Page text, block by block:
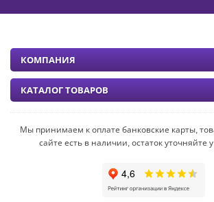
Мы принимаем к оплате банковские карты,
сайте есть в наличии, остаток уточняйте
КОМПАНИЯ
КАТАЛОГ ТОВАРОВ